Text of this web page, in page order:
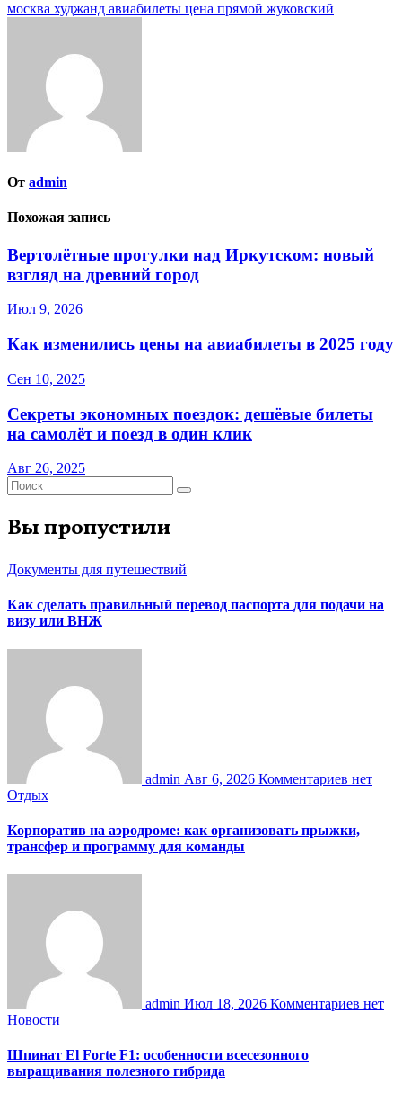
по
москва худжанд авиабилеты цена прямой жуковский
От admin
Похожая запись
Вертолётные прогулки над Иркутском: новый
взгляд на древний город
Июл 9, 2026
Как изменились цены на авиабилеты в 2025 году
Сен 10, 2025
Секреты экономных поездок: дешёвые билеты
на самолёт и поезд в один клик
Авг 26, 2025
Вы пропустили
Документы для путешествий
Как сделать правильный перевод паспорта для подачи на
визу или ВНЖ
admin Авг 6, 2026 Комментариев нет
Отдых
Корпоратив на аэродроме: как организовать прыжки,
трансфер и программу для команды
admin Июл 18, 2026 Комментариев нет
Новости
Шпинат El Forte F1: особенности всесезонного
выращивания полезного гибрида